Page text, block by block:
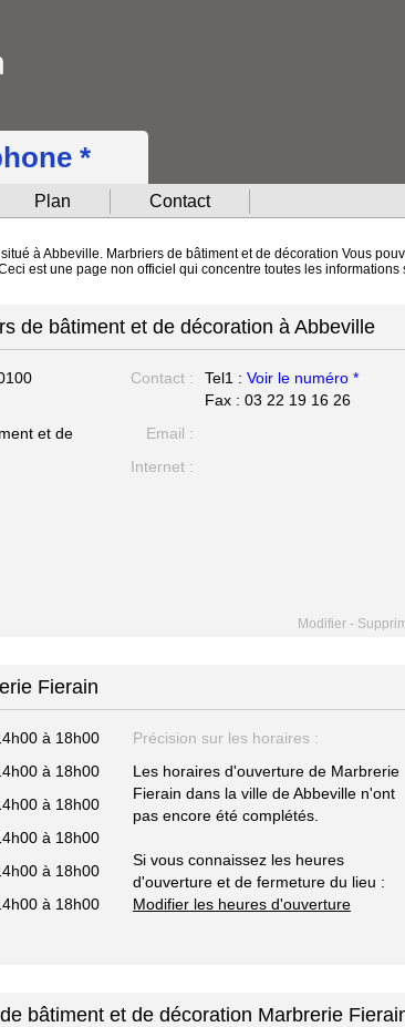
*
Plan Contact
à Abbeville. Marbriers de bâtiment et de décoration Vous
est une page non officiel qui concentre toutes les
de bâtiment et de décoration à Abbeville
et de
Contact : Tel1 : Voir le numéro *
Fax : 03 22 19 16 26
Email :
Internet :
Modifier -
Fierain
à 18h00
à 18h00
à 18h00
à 18h00
à 18h00
à 18h00
Précision sur les horaires :
Les horaires d'ouverture de Marbrerie
Fierain dans la ville de Abbeville n'ont
pas encore été complétés.
Si vous connaissez les heures
d'ouverture et de fermeture du lieu :
Modifier les heures d'ouverture
bâtiment et de décoration Marbrerie